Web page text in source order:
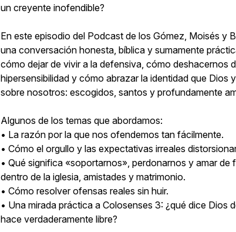
un creyente inofendible?
En este episodio del Podcast de los Gómez, Moisés y
una conversación honesta, bíblica y sumamente
cómo dejar de vivir a la defensiva, cómo deshacernos
hipersensibilidad y cómo abrazar la identidad que Dios
sobre nosotros: escogidos, santos y profundamente
Algunos de los temas que abordamos:
• La razón por la que nos ofendemos tan fácilmente.
• Cómo el orgullo y las expectativas irreales
• Qué significa «soportarnos», perdonarnos y amar de
dentro de la iglesia, amistades y matrimonio.
• Cómo resolver ofensas reales sin huir.
• Una mirada práctica a Colosenses 3: ¿qué dice Dios
hace verdaderamente libre?